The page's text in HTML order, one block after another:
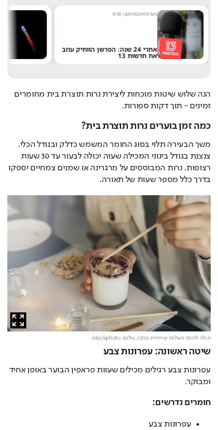
מערכת תרבות היום|
8:54
אחרי 24 שנה: הפרשן הוותיק עוזב
את חדשות 13
זמינים - תוך דקות ספורות.
כמה זמן בוערים נרות תוצרת בית?
בדרך כלל מספר שעות של תאורה.
יכולה להיות פעילות יצירתית מהנה,צילום: istockphoto
שיטה ראשונה: עפרונות צבע
ומבוקר.
חומרים נדרשים:
עפרונות צבע